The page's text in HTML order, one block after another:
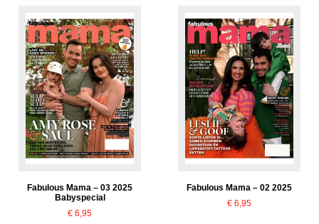
Fabulous Mama – 03 2025
Babyspecial
€ 6,95
Fabulous Mama – 02 2025
€ 6,95